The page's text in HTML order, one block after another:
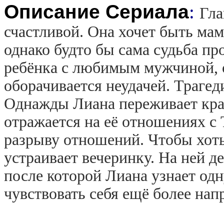
Описание Сериала:
счастливой. Она хочет быть
однако будто бы сама судьба
ребёнка с любимым мужчиной,
оборачивается неудачей.
Однажды Лиана переживает
отражается на её отношениях
разрыву отношений. Чтобы
устраивает вечеринку. На ней
после которой Лиана узнает
чувствовать себя ещё более